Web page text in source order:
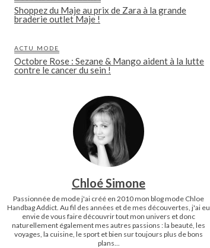
Shoppez du Maje au prix de Zara à la grande
braderie outlet Maje !
ACTU MODE
Octobre Rose : Sezane & Mango aident à la lutte
contre le cancer du sein !
Chloé Simone
Passionnée de mode j'ai créé en 2010 mon blog mode Chloe
Handbag Addict. Au fil des années et de mes découvertes, j'ai eu
envie de vous faire découvrir tout mon univers et donc
naturellement également mes autres passions : la beauté, les
voyages, la cuisine, le sport et bien sur toujours plus de bons
plans...